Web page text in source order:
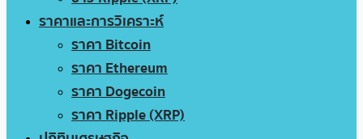
ราคาและการวิเคราะห์
ราคา Bitcoin
ราคา Ethereum
ราคา Dogecoin
ราคา Ripple (XRP)